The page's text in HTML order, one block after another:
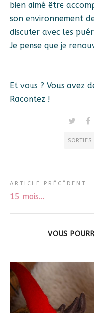
bien aimé être
son environnement
discuter avec les
Je pense que je
Et vous ? Vous avez
Racontez !
SORTIES
ARTICLE PRÉCÉDENT
15 mois…
VOUS